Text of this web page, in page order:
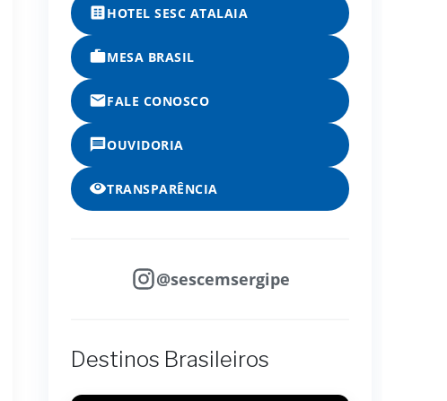
HOTEL SESC ATALAIA
MESA BRASIL
FALE CONOSCO
OUVIDORIA
TRANSPARÊNCIA
@sescemsergipe
Destinos Brasileiros